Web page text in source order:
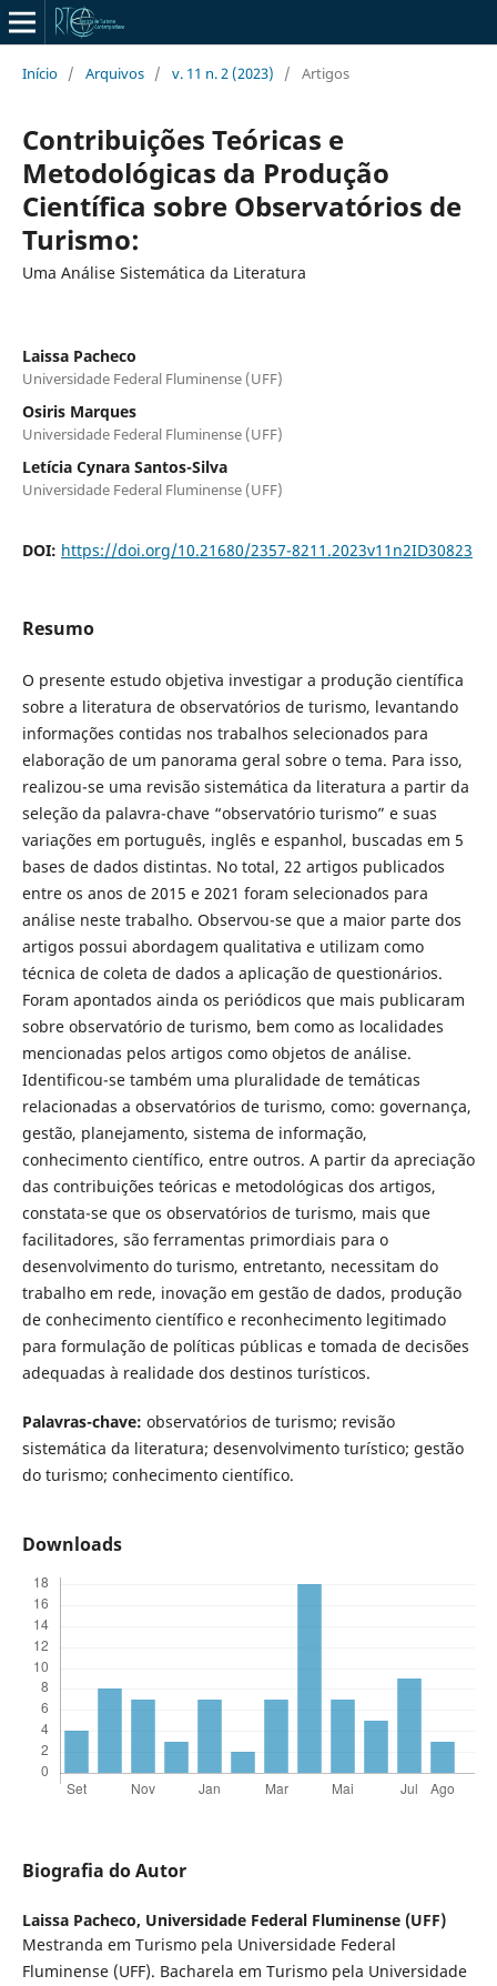
Início / Arquivos / v. 11 n. 2 (2023) / Artigos
Contribuições Teóricas e
Metodológicas da Produção
Científica sobre Observatórios de
Turismo:
Uma Análise Sistemática da Literatura
Laissa Pacheco
Universidade Federal Fluminense (UFF)
Osiris Marques
Universidade Federal Fluminense (UFF)
Letícia Cynara Santos-Silva
Universidade Federal Fluminense (UFF)
DOI: https://doi.org/10.21680/2357-8211.2023v11n2ID30823
Resumo
O presente estudo objetiva investigar a produção científica
sobre a literatura de observatórios de turismo, levantando
informações contidas nos trabalhos selecionados para
elaboração de um panorama geral sobre o tema. Para isso,
realizou-se uma revisão sistemática da literatura a partir da
seleção da palavra-chave “observatório turismo” e suas
variações em português, inglês e espanhol, buscadas em 5
bases de dados distintas. No total, 22 artigos publicados
entre os anos de 2015 e 2021 foram selecionados para
análise neste trabalho. Observou-se que a maior parte dos
artigos possui abordagem qualitativa e utilizam como
técnica de coleta de dados a aplicação de questionários.
Foram apontados ainda os periódicos que mais publicaram
sobre observatório de turismo, bem como as localidades
mencionadas pelos artigos como objetos de análise.
Identificou-se também uma pluralidade de temáticas
relacionadas a observatórios de turismo, como: governança,
gestão, planejamento, sistema de informação,
conhecimento científico, entre outros. A partir da apreciação
das contribuições teóricas e metodológicas dos artigos,
constata-se que os observatórios de turismo, mais que
facilitadores, são ferramentas primordiais para o
desenvolvimento do turismo, entretanto, necessitam do
trabalho em rede, inovação em gestão de dados, produção
de conhecimento científico e reconhecimento legitimado
para formulação de políticas públicas e tomada de decisões
adequadas à realidade dos destinos turísticos.
Palavras-chave: observatórios de turismo; revisão
sistemática da literatura; desenvolvimento turístico; gestão
do turismo; conhecimento científico.
Downloads
Biografia do Autor
Laissa Pacheco, Universidade Federal Fluminense (UFF)
Mestranda em Turismo pela Universidade Federal
Fluminense (UFF). Bacharela em Turismo pela Universidade